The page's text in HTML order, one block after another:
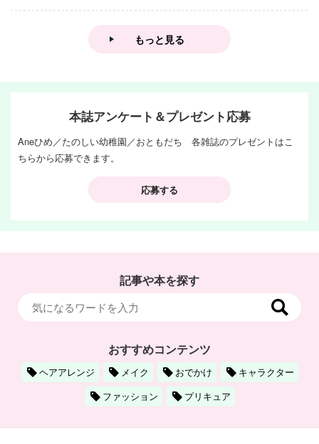
もっと見る
本誌アンケート＆プレゼント応募
Aneひめ／たのしい幼稚園／おともだち 各雑誌のプレゼントはこ
ちらから応募できます。
応募する
記事や本を探す
おすすめコンテンツ
ヘアアレンジ メイク おでかけ
キャラクター
ファッション
プリキュア